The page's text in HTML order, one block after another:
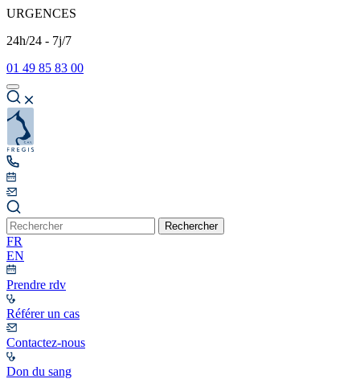
URGENCES
24h/24 - 7j/7
01 49 85 83 00
Rechercher
FR
EN
Prendre rdv
Référer un cas
Contactez-nous
Don du sang